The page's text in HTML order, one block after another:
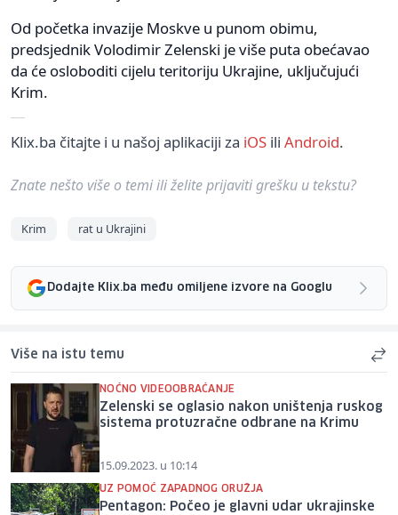
Od početka invazije Moskve u punom obimu,
predsjednik Volodimir Zelenski je više puta obećavao
da će osloboditi cijelu teritoriju Ukrajine, uključujući
Krim.
Klix.ba čitajte i u našoj aplikaciji za iOS ili Android.
Znate nešto više o temi ili želite prijaviti grešku u tekstu?
Krim rat u Ukrajini
Dodajte Klix.ba među omiljene izvore na Googlu
Više na istu temu
NOĆNO VIDEOOBRAĆANJE
Zelenski se oglasio nakon uništenja ruskog
sistema protuzračne odbrane na Krimu
15.09.2023. u 10:14
UZ POMOĆ ZAPADNOG ORUŽJA
Pentagon: Počeo je glavni udar ukrajinske